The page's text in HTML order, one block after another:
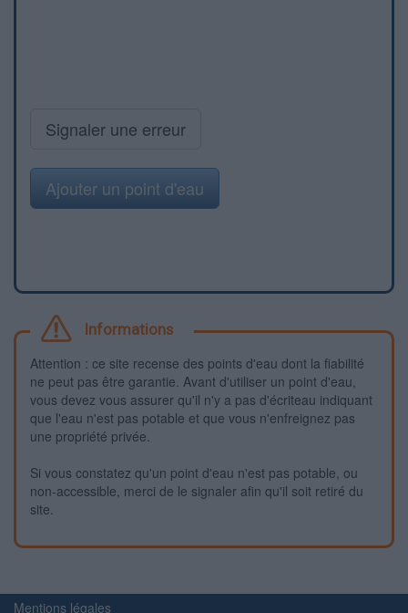
Signaler une erreur
Ajouter un point d'eau
Informations
Attention : ce site recense des points d'eau dont la fiabilité
ne peut pas être garantie. Avant d'utiliser un point d'eau,
vous devez vous assurer qu'il n'y a pas d'écriteau indiquant
que l'eau n'est pas potable et que vous n'enfreignez pas
une propriété privée.
Si vous constatez qu'un point d'eau n'est pas potable, ou
non-accessible, merci de le signaler afin qu'il soit retiré du
site.
Mentions légales